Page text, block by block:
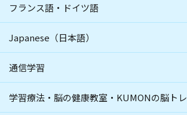
フランス語・ドイツ語
Japanese（日本語）
通信学習
学習療法・脳の健康教室・KUMONの脳トレ